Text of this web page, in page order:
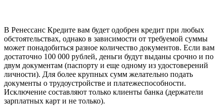
В Ренессанс Кредите вам будет одобрен кредит при любых
обстоятельствах, однако в зависимости от требуемой суммы
может понадобиться разное количество документов. Если вам
достаточно 100 000 рублей, деньги будут выданы срочно и по
двум документам (паспорту и еще одному из удостоверений
личности). Для более крупных сумм желательно подать
документы о трудоустройстве и платежеспособности.
Исключение составляют только клиенты банка (держатели
зарплатных карт и не только).